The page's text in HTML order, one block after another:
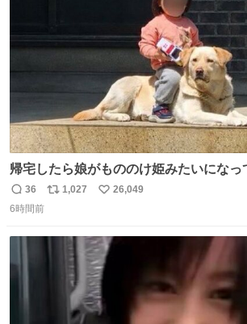
帰宅したら娘がもののけ姫みたいになっ
返
信
36
リ
1,027
い
数
26,049
6時間前